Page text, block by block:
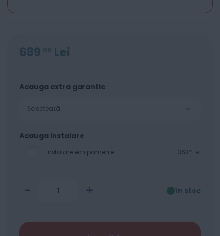
689 00 Lei
Adauga extra garantie
Selectează
Adauga instalare
Instalare echipamente + 363 Lei
- + în stoc